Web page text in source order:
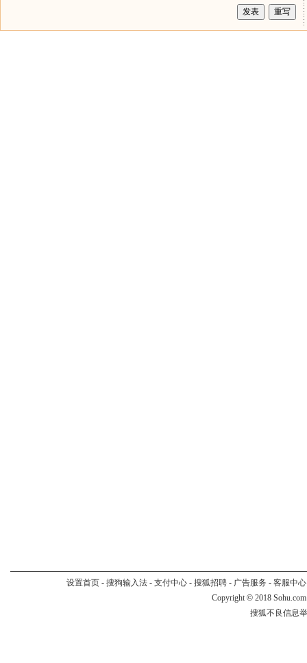
设置首页- 搜狗输入法- 支付中心- 搜狐招聘- 广告服务 - 客服中心
Copyright © 2018
搜狐不良信息